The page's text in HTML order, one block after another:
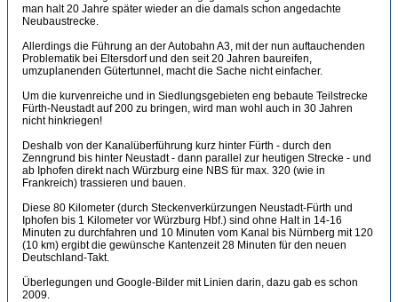
man halt 20 Jahre später wieder an die damals schon angedachte
Neubaustrecke.
Allerdings die Führung an der Autobahn A3, mit der nun auftauchenden
Problematik bei Eltersdorf und den seit 20 Jahren baureifen,
umzuplanenden Gütertunnel, macht die Sache nicht einfacher.
Um die kurvenreiche und in Siedlungsgebieten eng bebaute Teilstrecke
Fürth-Neustadt auf 200 zu bringen, wird man wohl auch in 30 Jahren
nicht hinkriegen!
Deshalb von der Kanalüberführung kurz hinter Fürth - durch den
Zenngrund bis hinter Neustadt - dann parallel zur heutigen Strecke - und
ab Iphofen direkt nach Würzburg eine NBS für max. 320 (wie in
Frankreich) trassieren und bauen.
Diese 80 Kilometer (durch Steckenverkürzungen Neustadt-Fürth und
Iphofen bis 1 Kilometer vor Würzburg Hbf.) sind ohne Halt in 14-16
Minuten zu durchfahren und 10 Minuten vom Kanal bis Nürnberg mit 120
(10 km) ergibt die gewünsche Kantenzeit 28 Minuten für den neuen
Deutschland-Takt.
Überlegungen und Google-Bilder mit Linien darin, dazu gab es schon
2009.